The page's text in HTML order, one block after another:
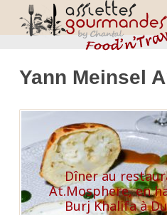
Yann Meinsel
Dîner au
At.Mosphere, en
Burj Khalifa à